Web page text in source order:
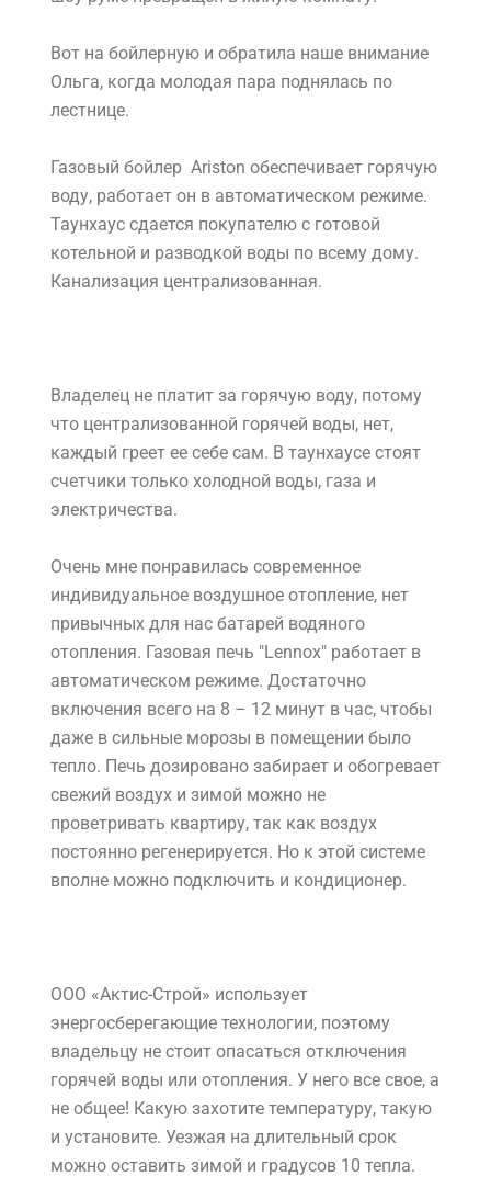
Вот на бойлерную и обратила наше внимание
Ольга, когда молодая пара поднялась по
лестнице.
Газовый бойлер Ariston обеспечивает горячую
воду, работает он в автоматическом режиме.
Таунхаус сдается покупателю с готовой
котельной и разводкой воды по всему дому.
Канализация централизованная.
Владелец не платит за горячую воду, потому
что централизованной горячей воды, нет,
каждый греет ее себе сам. В таунхаусе стоят
счетчики только холодной воды, газа и
электричества.
Очень мне понравилась современное
индивидуальное воздушное отопление, нет
привычных для нас батарей водяного
отопления. Газовая печь "Lennox" работает в
автоматическом режиме. Достаточно
включения всего на 8 – 12 минут в час, чтобы
даже в сильные морозы в помещении было
тепло. Печь дозировано забирает и обогревает
свежий воздух и зимой можно не
проветривать квартиру, так как воздух
постоянно регенерируется. Но к этой системе
вполне можно подключить и кондиционер.
ООО «Актис-Строй» использует
энергосберегающие технологии, поэтому
владельцу не стоит опасаться отключения
горячей воды или отопления. У него все свое, а
не общее! Какую захотите температуру, такую
и установите. Уезжая на длительный срок
можно оставить зимой и градусов 10 тепла.